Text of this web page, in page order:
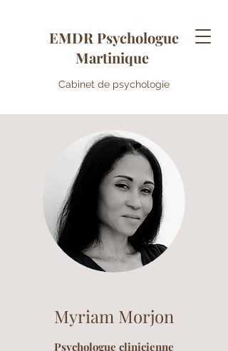
EMDR Psychologue
Martinique
Cabinet de psychologie
Myriam Morjon
Psychologue clinicienne